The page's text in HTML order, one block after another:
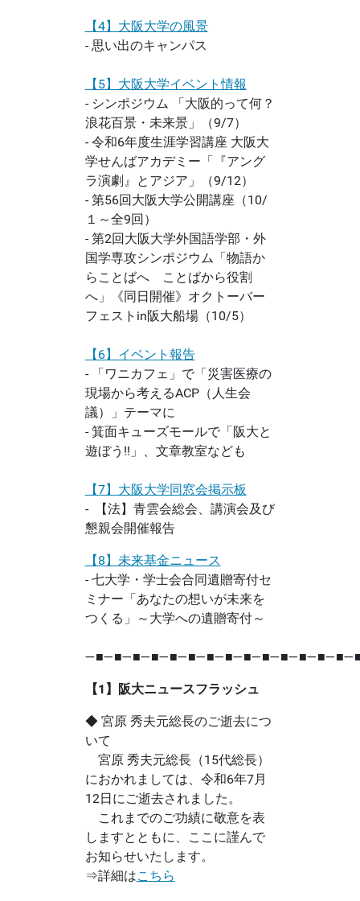
【4】大阪大学の風景
- 思い出のキャンパス
【5】大阪大学イベント情報
- シンポジウム 「大阪的って何？
浪花百景・未来景」（9/7）
- 令和6年度生涯学習講座 大阪大
学せんばアカデミー「『アング
ラ演劇』とアジア」（9/12）
- 第56回大阪大学公開講座（10/
１～全9回）
- 第2回大阪大学外国語学部・外
国学専攻シンポジウム「物語か
らことばへ ことばから役割
へ」《同日開催》オクトーバー
フェストin阪大船場（10/5）
【6】イベント報告
- 「ワニカフェ」で「災害医療の
現場から考えるACP（人生会
議）」テーマに
- 箕面キューズモールで「阪大と
遊ぼう!!」、文章教室なども
【7】大阪大学同窓会掲示板
- 【法】青雲会総会、講演会及び
懇親会開催報告
【8】未来基金ニュース
- 七大学・学士会合同遺贈寄付セ
ミナー「あなたの想いが未来を
つくる」～大学への遺贈寄付～
【1】阪大ニュースフラッシュ
◆ 宮原 秀夫元総長のご逝去につ
いて
宮原 秀夫元総長（15代総長）
におかれましては、令和6年7月
12日にご逝去されました。
これまでのご功績に敬意を表
しますとともに、ここに謹んで
お知らせいたします。
⇒詳細はこちら